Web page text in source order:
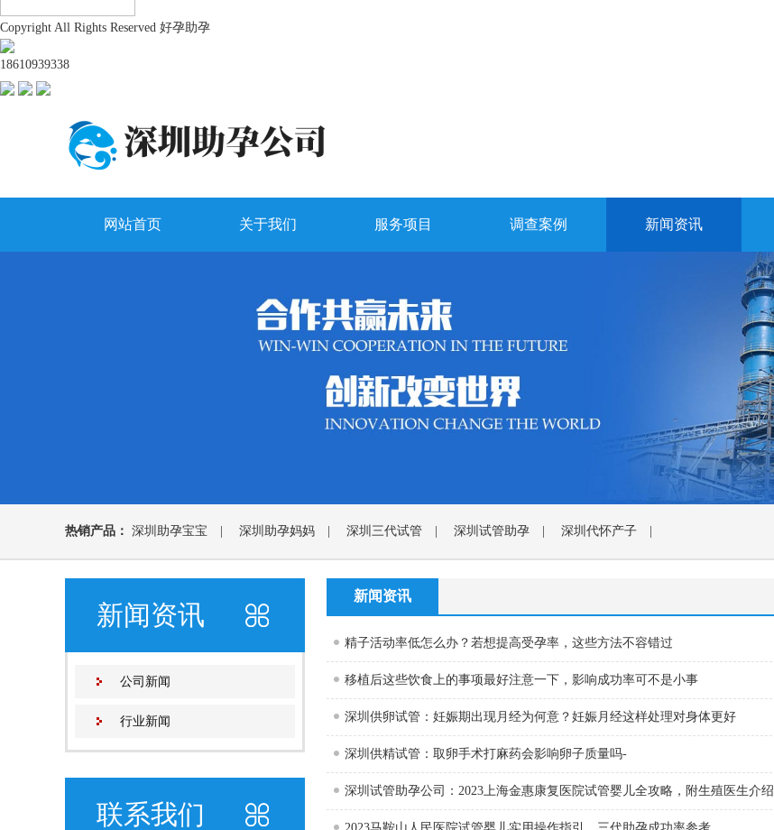
Copyright All Rights Reserved 好孕助孕
18610939338
网站首页 关于我们 服务项目 调查案例 新闻资讯
热销产品： 深圳助孕宝宝 深圳助孕妈妈 深圳三代试管 深圳试管助孕 深圳代怀产子
新闻资讯
公司新闻
行业新闻
联系我们
新闻资讯
精子活动率低怎么办？若想提高受孕率，这些方法不容错过
移植后这些饮食上的事项最好注意一下，影响成功率可不是小事
深圳供卵试管：妊娠期出现月经为何意？妊娠月经这样处理对身体更好
深圳供精试管：取卵手术打麻药会影响卵子质量吗-
深圳试管助孕公司：2023上海金惠康复医院试管婴儿全攻略，附生殖医生介绍